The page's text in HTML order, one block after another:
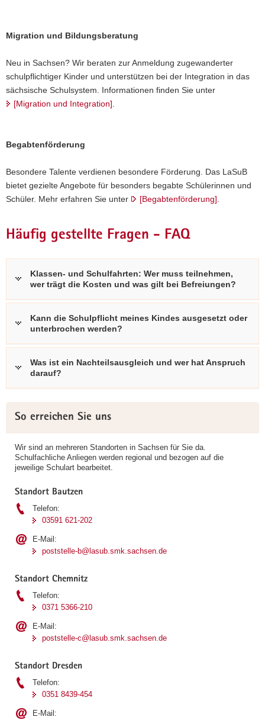
Migration und Bildungsberatung
Neu in Sachsen? Wir beraten zur Anmeldung zugewanderter
schulpflichtiger Kinder und unterstützen bei der Integration in das
sächsische Schulsystem. Informationen finden Sie unter
[Migration und Integration]
Begabtenförderung
Besondere Talente verdienen besondere Förderung. Das LaSuB
bietet gezielte Angebote für besonders begabte Schülerinnen und
Schüler. Mehr erfahren Sie unter
[Begabtenförderung]
Häufig gestellte Fragen - FAQ
Klassen- und Schulfahrten: Wer muss teilnehmen,
wer trägt die Kosten und was gilt bei Befreiungen?
Kann die Schulpflicht meines Kindes ausgesetzt oder
unterbrochen werden?
Was ist ein Nachteilsausgleich und wer hat Anspruch
darauf?
Information
So erreichen Sie uns
Wir sind an mehreren Standorten in Sachsen für Sie da.
Schulfachliche Anliegen werden regional und bezogen auf die
jeweilige Schulart bearbeitet.
Standort Bautzen
Telefon:
03591 621-202
E-Mail:
poststelle-b@lasub.smk.sachsen.de
Standort Chemnitz
Telefon:
0371 5366-210
E-Mail:
poststelle-c@lasub.smk.sachsen.de
Standort Dresden
Telefon:
0351 8439-454
E-Mail: